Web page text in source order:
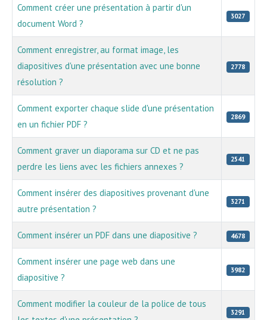
Comment créer une présentation à partir d'un
document Word ?
3027
Comment enregistrer, au format image, les
diapositives d'une présentation avec une bonne
résolution ?
2778
Comment exporter chaque slide d'une présentation
en un fichier PDF ?
2869
Comment graver un diaporama sur CD et ne pas
perdre les liens avec les fichiers annexes ?
2541
Comment insérer des diapositives provenant d'une
autre présentation ?
3271
Comment insérer un PDF dans une diapositive ? 4678
Comment insérer une page web dans une
diapositive ?
3982
Comment modifier la couleur de la police de tous
3291